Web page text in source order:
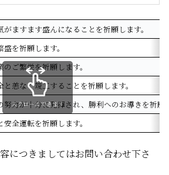
がますます盛んになることを祈願します。
を祈願します。
ご繁栄を祈願します。
と恙なく竣工することを祈願します。
努力が十分に発揮され、勝利へのお導きを祈願
全運転を祈願します。
スクロールできます
につきましてはお問い合わせ下さ